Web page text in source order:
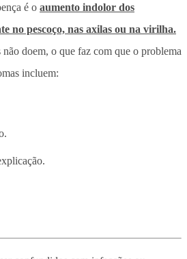
é o aumento indolor dos
no pescoço, nas axilas ou na virilha.
não doem, o que faz com que o problema
incluem: